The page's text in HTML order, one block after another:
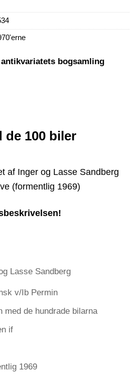
antikvariatets bogsamling
de 100 biler
af Inger og Lasse Sandberg
(formentlig 1969)
Lasse Sandberg
v/Ib Permin
med de hundrade bilarna
if
1969